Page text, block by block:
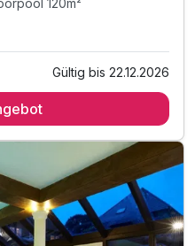
120m²
120m²
Spa
& Ostseeblick
Gültig bis 22.12.2026